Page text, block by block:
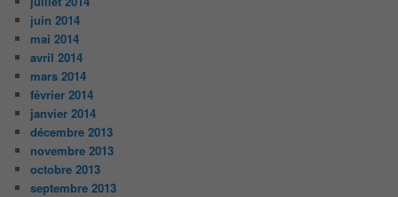
juin 2014
mai 2014
avril 2014
mars 2014
février 2014
janvier 2014
décembre 2013
novembre 2013
octobre 2013
septembre 2013